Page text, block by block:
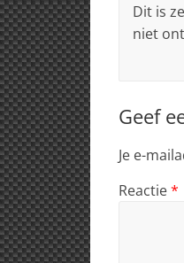
Dit is
niet
Geef
Je e-
Reactie*